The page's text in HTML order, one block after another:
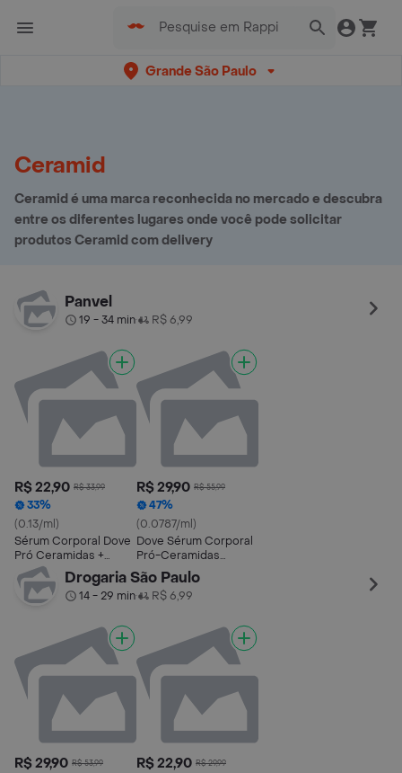
Grande São Paulo
Ceramid
Ceramid é uma marca reconhecida no mercado e descubra
entre os diferentes lugares onde você pode solicitar
produtos Ceramid com delivery
Panvel
19 - 34 min• R$ 6,99
R$ 22,90 R$ 33,99
33%
(0.13/ml)
Sérum Corporal Dove
Pró Ceramidas +
Dermo Hidratante
180ml
R$ 29,90 R$ 55,99
47%
(0.0787/ml)
Dove Sérum Corporal
Pró-Ceramidas
Dermo Hidratante
380ml
Drogaria São Paulo
14 - 29 min• R$ 6,99
R$ 29,90 R$ 53,99 R$ 22,90 R$ 29,99